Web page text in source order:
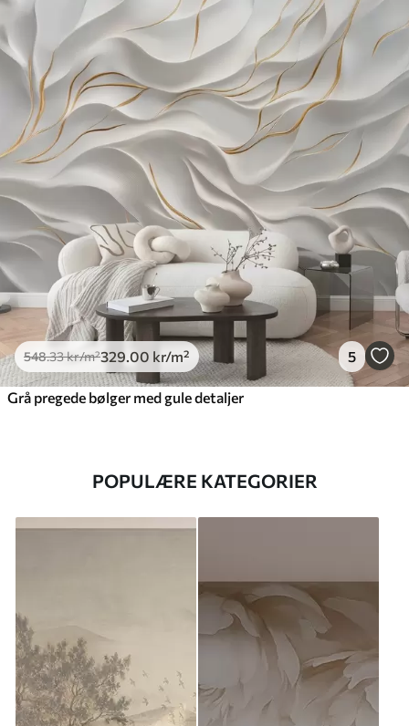
548.33kr/m²329 .00 kr/m² 5
Grå pregede bølger med gule detaljer
POPULÆRE KATEGORIER